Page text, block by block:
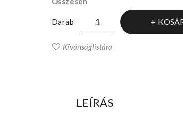
Darab
Kívánságlistára
LEÍRÁS